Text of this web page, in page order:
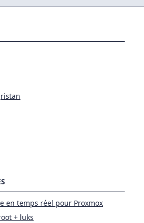
en temps réel pour Proxmox
+ luks